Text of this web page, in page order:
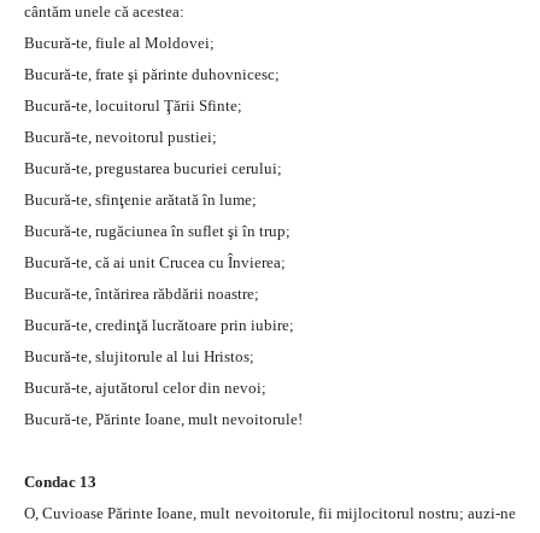
cântăm unele că acestea:
Bucură-te, fiule al Moldovei;
Bucură-te, frate şi părinte duhovnicesc;
Bucură-te, locuitorul Ţării Sfinte;
Bucură-te, nevoitorul pustiei;
Bucură-te, pregustarea bucuriei cerului;
Bucură-te, sfinţenie arătată în lume;
Bucură-te, rugăciunea în suflet şi în trup;
Bucură-te, că ai unit Crucea cu Învierea;
Bucură-te, întărirea răbdării noastre;
Bucură-te, credinţă lucrătoare prin iubire;
Bucură-te, slujitorule al lui Hristos;
Bucură-te, ajutătorul celor din nevoi;
Bucură-te, Părinte Ioane, mult nevoitorule!
Condac 13
O, Cuvioase Părinte Ioane, mult nevoitorule, fii mijlocitorul nostru; auzi-ne